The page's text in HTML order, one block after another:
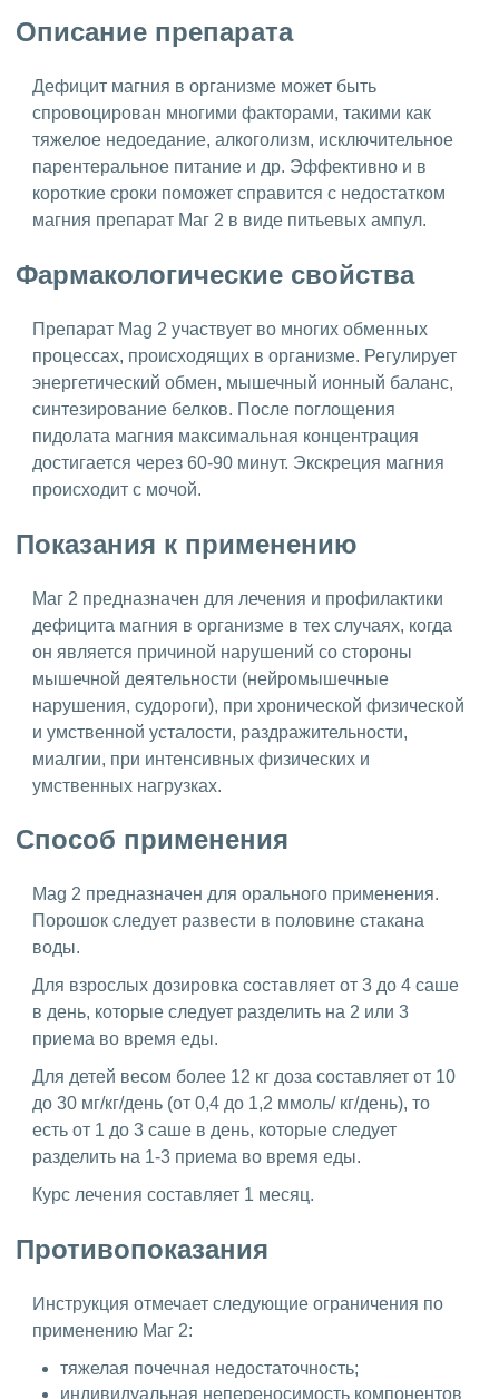
Описание препарата
Дефицит магния в организме может быть
спровоцирован многими факторами, такими как
тяжелое недоедание, алкоголизм, исключительное
парентеральное питание и др. Эффективно и в
короткие сроки поможет справится с недостатком
магния препарат Маг 2 в виде питьевых ампул.
Фармакологические свойства
Препарат Mag 2 участвует во многих обменных
процессах, происходящих в организме. Регулирует
энергетический обмен, мышечный ионный баланс,
синтезирование белков. После поглощения
пидолата магния максимальная концентрация
достигается через 60-90 минут. Экскреция магния
происходит с мочой.
Показания к применению
Маг 2 предназначен для лечения и профилактики
дефицита магния в организме в тех случаях, когда
он является причиной нарушений со стороны
мышечной деятельности (нейромышечные
нарушения, судороги), при хронической физической
и умственной усталости, раздражительности,
миалгии, при интенсивных физических и
умственных нагрузках.
Способ применения
Mag 2 предназначен для орального применения.
Порошок следует развести в половине стакана
воды.
Для взрослых дозировка составляет от 3 до 4 саше
в день, которые следует разделить на 2 или 3
приема во время еды.
Для детей весом более 12 кг доза составляет от 10
до 30 мг/кг/день (от 0,4 до 1,2 ммоль/ кг/день), то
есть от 1 до 3 саше в день, которые следует
разделить на 1-3 приема во время еды.
Курс лечения составляет 1 месяц.
Противопоказания
Инструкция отмечает следующие ограничения по
применению Маг 2:
тяжелая почечная недостаточность;
индивидуальная непереносимость компонентов